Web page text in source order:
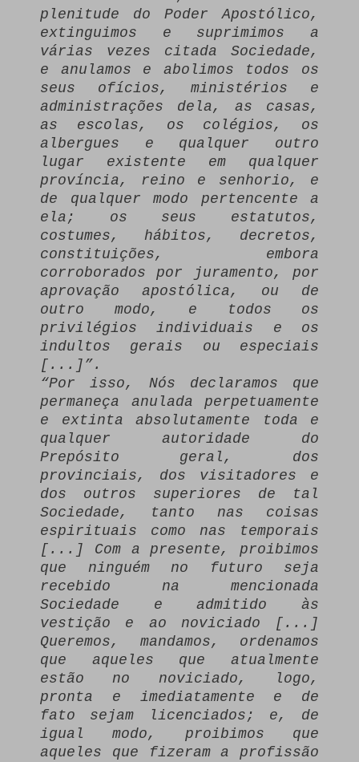
plenitude do Poder Apostólico,
extinguimos e suprimimos a
várias vezes citada Sociedade,
e anulamos e abolimos todos os
seus ofícios, ministérios e
administrações dela, as casas,
as escolas, os colégios, os
albergues e qualquer outro
lugar existente em qualquer
província, reino e senhorio, e
de qualquer modo pertencente a
ela; os seus estatutos,
costumes, hábitos, decretos,
constituições, embora
corroborados por juramento, por
aprovação apostólica, ou de
outro modo, e todos os
privilégios individuais e os
indultos gerais ou especiais
[...]”.
“Por isso, Nós declaramos que
permaneça anulada perpetuamente
e extinta absolutamente toda e
qualquer autoridade do
Prepósito geral, dos
provinciais, dos visitadores e
dos outros superiores de tal
Sociedade, tanto nas coisas
espirituais como nas temporais
[...] Com a presente, proibimos
que ninguém no futuro seja
recebido na mencionada
Sociedade e admitido às
vestição e ao noviciado [...]
Queremos, mandamos, ordenamos
que aqueles que atualmente
estão no noviciado, logo,
pronta e imediatamente e de
fato sejam licenciados; e, de
igual modo, proibimos que
aqueles que fizeram a profissão